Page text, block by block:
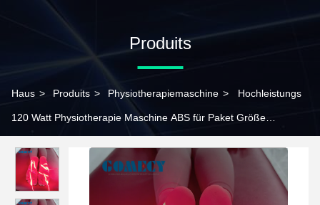
Produits
Haus > Produits > Physiotherapiemaschine > Hochleistungs
120 Watt Physiotherapie Maschine ABS für Paket Größe